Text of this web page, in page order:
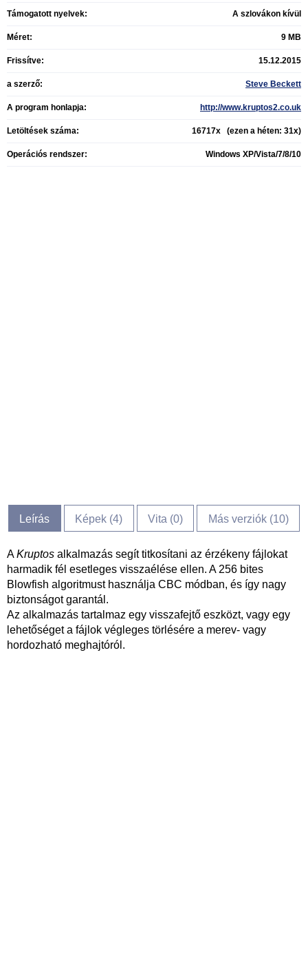
Támogatott nyelvek: A szlovákon kívül
Méret: 9 MB
Frissítve: 15.12.2015
a szerző: Steve Beckett
A program honlapja: http://www.kruptos2.co.uk
Letöltések száma: 16717x (ezen a héten: 31x)
Operációs rendszer: Windows XP/Vista/7/8/10
Leírás Képek (4) Vita (0) Más verziók (10)
AKruptos alkalmazás segít titkosítani az érzékeny fájlokat
harmadik fél esetleges visszaélése ellen. A 256 bites
Blowfish algoritmust használja CBC módban, és így nagy
biztonságot garantál.
Az alkalmazás tartalmaz egy visszafejtő eszközt, vagy egy
lehetőséget a fájlok végleges törlésére a merev- vagy
hordozható meghajtóról.